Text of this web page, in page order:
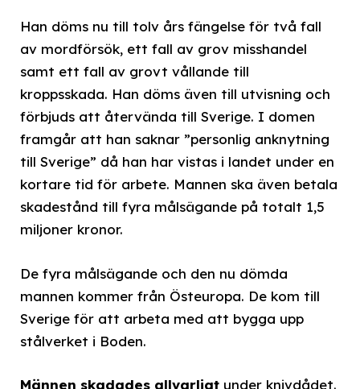
Han döms nu till tolv års fängelse för två fall
av mordförsök, ett fall av grov misshandel
samt ett fall av grovt vållande till
kroppsskada. Han döms även till utvisning och
förbjuds att återvända till Sverige. I domen
framgår att han saknar ”personlig anknytning
till Sverige” då han har vistas i landet under en
kortare tid för arbete. Mannen ska även betala
skadestånd till fyra målsägande på totalt 1,5
miljoner kronor.
De fyra målsägande och den nu dömda
mannen kommer från Östeuropa. De kom till
Sverige för att arbeta med att bygga upp
stålverket i Boden.
Männen skadades allvarligt under knivdådet.